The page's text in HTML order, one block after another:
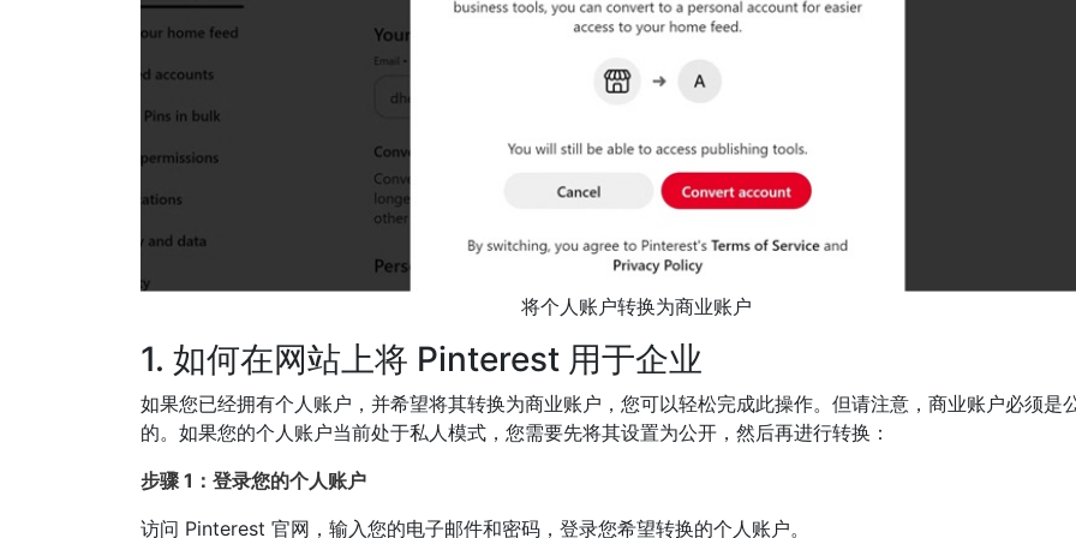
将个人账户转换为商业账户
1. 如何在网站上将 Pinterest 用于企业
如果您已经拥有个人账户，并希望将其转换为商业账户，您可以轻松完成此操作。但请注意，商业账户必须是
的。如果您的个人账户当前处于私人模式，您需要先将其设置为公开，然后再进行转换：
步骤 1：登录您的个人账户
访问 Pinterest 官网，输入您的电子邮件和密码，登录您希望转换的个人账户。